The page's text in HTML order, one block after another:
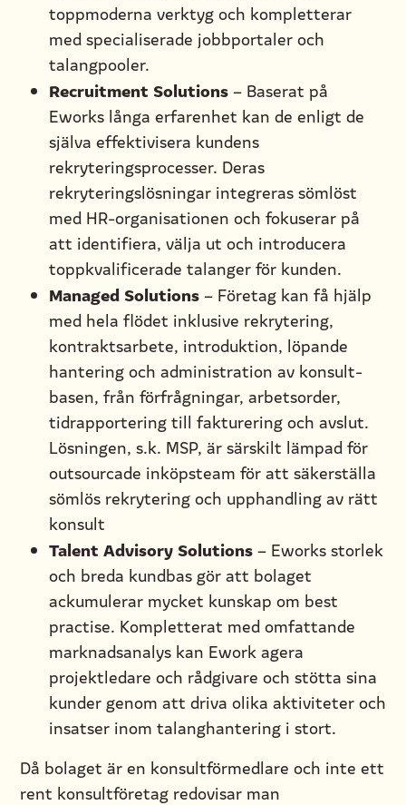
toppmoderna verktyg och kompletterar
med specialiserade jobbportaler och
talangpooler.
Recruitment Solutions – Baserat på
Eworks långa erfarenhet kan de enligt de
själva effektivisera kundens
rekryteringsprocesser. Deras
rekryteringslösningar integreras sömlöst
med HR-organisationen och fokuserar på
att identifiera, välja ut och introducera
toppkvalificerade talanger för kunden.
Managed Solutions – Företag kan få hjälp
med hela flödet inklusive rekrytering,
kontraktsarbete, introduktion, löpande
hantering och administration av konsult-
basen, från förfrågningar, arbetsorder,
tidrapportering till fakturering och avslut.
Lösningen, s.k. MSP, är särskilt lämpad för
outsourcade inköpsteam för att säkerställa
sömlös rekrytering och upphandling av rätt
konsult
Talent Advisory Solutions – Eworks storlek
och breda kundbas gör att bolaget
ackumulerar mycket kunskap om best
practise. Kompletterat med omfattande
marknadsanalys kan Ework agera
projektledare och rådgivare och stötta sina
kunder genom att driva olika aktiviteter och
insatser inom talanghantering i stort.
Då bolaget är en konsultförmedlare och inte ett
rent konsultföretag redovisar man